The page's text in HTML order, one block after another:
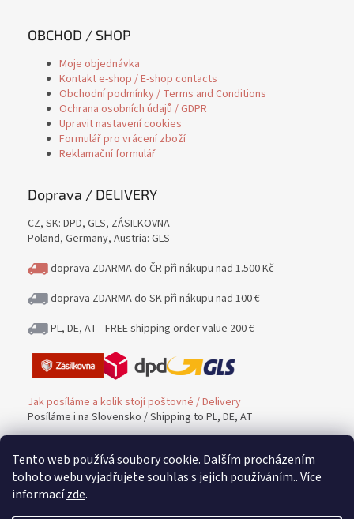
Tento web používá soubory cookie. Dalším procházením
tohoto webu vyjadřujete souhlas s jejich používáním.. Více
informacízde.
OBCHOD / SHOP
Moje objednávka
Kontakt e-shop / E-shop contacts
Obchodní podmínky / Terms and Conditions
Ochrana osobních údajů / GDPR
Upravit nastavení cookies
Formulář pro vrácení zboží
Reklamační formulář
Doprava / DELIVERY
CZ, SK: DPD, GLS, ZÁSILKOVNA
Poland, Germany, Austria: GLS
doprava ZDARMA do ČR při nákupu nad 1.500 Kč
doprava ZDARMA do SK při nákupu nad 100 €
PL, DE, AT - FREE shipping order value 200 €
Jak posíláme a kolik stojí poštovné / Delivery
Posíláme i na Slovensko / Shipping to PL, DE, AT
Platba / PAYMENT